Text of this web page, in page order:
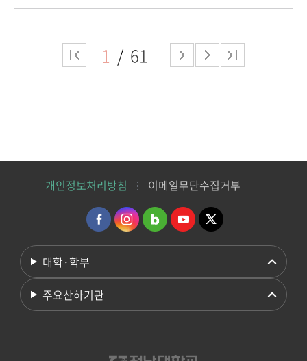
1 61
개인정보처리방침 이메일무단수집거부
대학·학부
주요산하기관